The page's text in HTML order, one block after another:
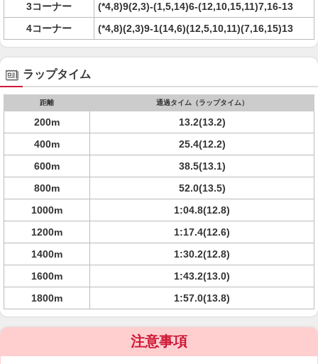
3コーナー
(*4,8)9(2,3)-(1,5,14)6-(12,10,15,11)7,16-13
4コーナー
(*4,8)(2,3)9-1(14,6)(12,5,10,11)(7,16,15)13
ラップタイム
距離 通過タイム（ラップタイム）
200m
13.2(13.2)
400m
25.4(12.2)
600m
38.5(13.1)
800m
52.0(13.5)
1000m
1:04.8(12.8)
1200m
1:17.4(12.6)
1400m
1:30.2(12.8)
1600m
1:43.2(13.0)
1800m
1:57.0(13.8)
注意事項